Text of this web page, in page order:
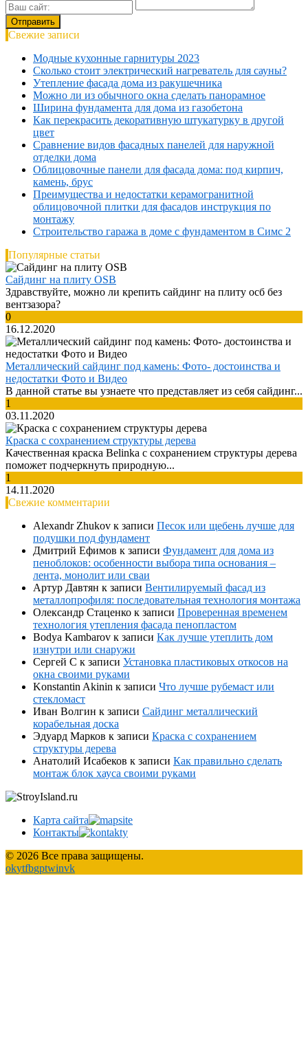
Свежие записи
Модные кухонные гарнитуры 2023
Сколько стоит электрический нагреватель для сауны?
Утепление фасада дома из ракушечника
Можно ли из обычного окна сделать панорамное
Ширина фундамента для дома из газобетона
Как перекрасить декоративную штукатурку в другой
цвет
Сравнение видов фасадных панелей для наружной
отделки дома
Облицовочные панели для фасада дома: под кирпич,
камень, брус
Преимущества и недостатки керамогранитной
облицовочной плитки для фасадов инструкция по
монтажу
Строительство гаража в доме с фундаментом в Симс 2
Популярные статьи
Сайдинг на плиту OSB
Здравствуйте, можно ли крепить сайдинг на плиту осб без
вентзазора?
0
16.12.2020
Металлический сайдинг под камень: Фото- достоинства и
недостатки Фото и Видео
В данной статье вы узнаете что представляет из себя сайдинг...
1
03.11.2020
Краска с сохранением структуры дерева
Качественная краска Belinka с сохранением структуры дерева
поможет подчеркнуть природную...
1
14.11.2020
Свежие комментарии
Alexandr Zhukov к записи Песок или щебень лучше для
подушки под фундамент
Дмитрий Ефимов к записи Фундамент для дома из
пеноблоков: особенности выбора типа основания –
лента, монолит или сваи
Артур Давтян к записи Вентилируемый фасад из
металлопрофиля: последовательная технология монтажа
Олександр Стаценко к записи Проверенная временем
технология утепления фасада пенопластом
Bodya Kambarov к записи Как лучше утеплить дом
изнутри или снаружи
Сергей С к записи Установка пластиковых откосов на
окна своими руками
Konstantin Akinin к записи Что лучше рубемаст или
стекломаст
Иван Волгин к записи Сайдинг металлический
корабельная доска
Эдуард Марков к записи Краска с сохранением
структуры дерева
Анатолий Исабеков к записи Как правильно сделать
монтаж блок хауса своими руками
Карта сайта
Контакты
© 2026 Все права защищены.
okytfbgptwinvk